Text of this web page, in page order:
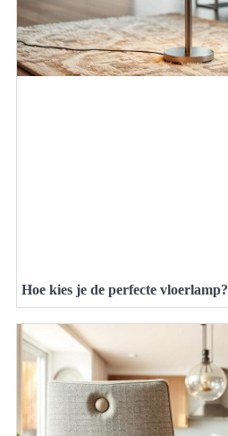
Hoe kies je de perfecte vloerlamp?